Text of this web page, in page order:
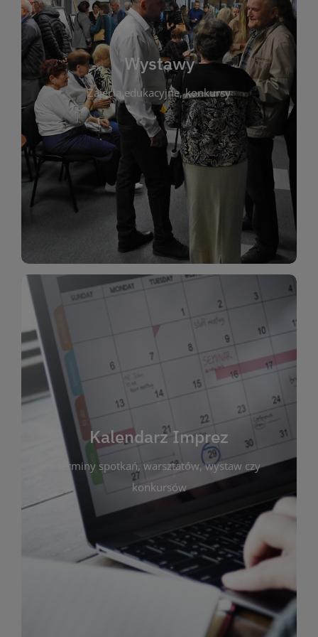
Wystawy
Zajęcia edukacyjne, konkursy
Wystawy
Biblioteka organizuje prezentujące zarówno
sztukę lokalnych twórców, jak i zbiory tematyczne.
W tej sekcji znajdziesz informacje o aktualnych
ekspozycjach oraz archiwum wystaw z
poprzednich lat. Prezentowane prace obejmują
malarstwo, fotografię, rękodzieło i inne formy
artystyczne. Każda wystawa to wyjątkowa okazja
do kontaktu z kulturą i sztuką w przestrzeni
biblioteki. Serdecznie zapraszamy wszystkich
Kalendarz Imprez
terminy spotkań, warsztatów, wystaw czy
konkursów
Kalendarz Imprez
Zakładka ta gromadzi wszystkie planowane
wydarzenia kulturalne i edukacyjne organizowane
przez bibliotekę. Możesz tu sprawdzić terminy
spotkań, warsztatów, wystaw czy konkursów.
Dzięki przejrzystemu kalendarzowi łatwo
zaplanujesz udział w interesujących Cię
wydarzeniach. Aktualizujemy harmonogram na
bieżąco, by zawsze był zgodny z planem pracy
biblioteki. Zapraszamy do śledzenia i uczestnictwa
w życiu kulturalnym miasta!
WIĘCEJ